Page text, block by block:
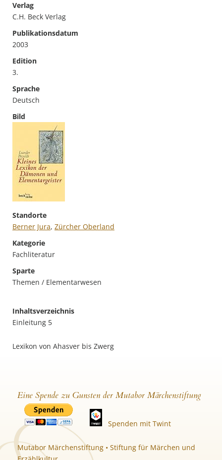
Verlag
C.H. Beck Verlag
Publikationsdatum
2003
Edition
3.
Sprache
Deutsch
Bild
Standorte
Berner Jura, Zürcher Oberland
Kategorie
Fachliteratur
Sparte
Themen / Elementarwesen
Inhaltsverzeichnis
Einleitung 5
Lexikon von Ahasver bis Zwerg
Eine Spende zu Gunsten der Mutabor Märchenstiftung
Spenden mit Twint
Mutabor Märchenstiftung • Stiftung für Märchen und